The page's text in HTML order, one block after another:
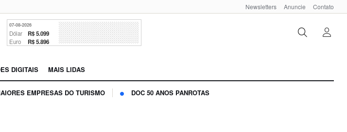
Newsletters Anuncie Contato
07-08-2026
Dólar R$ 5.099
Euro R$ 5.896
DIGITAIS MAIS LIDAS
EMPRESAS DO TURISMO DOC 50 ANOS PANROTAS